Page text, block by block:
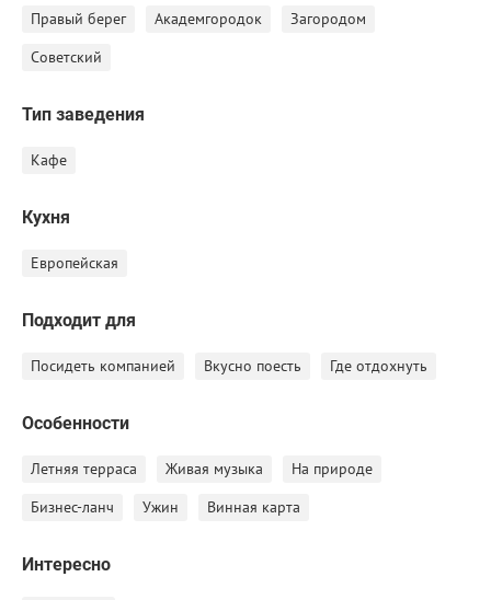
суеты и послушать джаз или блюз под соснами.
Правый берег Академгородок Загородом
Советский
Тип заведения
Кафе
Кухня
Европейская
Подходит для
Посидеть компанией Вкусно поесть Где отдохнуть
Особенности
Летняя терраса Живая музыка На природе
Бизнес-ланч Ужин Винная карта
Интересно